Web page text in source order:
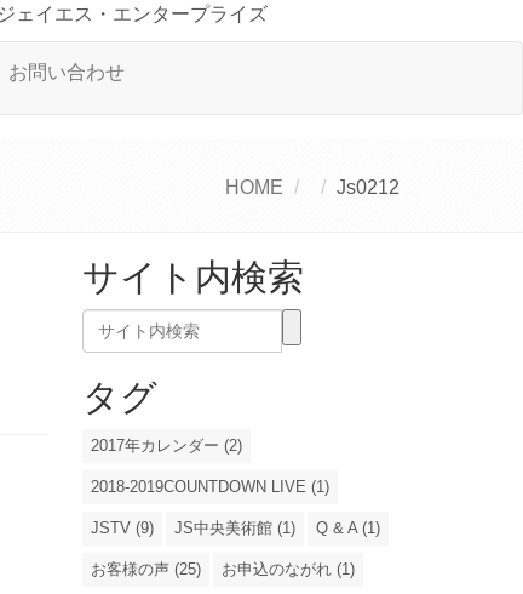
ェイエス・エンタープライズ
お問い合わせ
HOME Js0212
サイト内検索
タグ
2017年カレンダー (2)
2018-2019COUNTDOWN LIVE (1)
JSTV (9) JS中央美術館 (1) Q & A (1)
お客様の声 (25) お申込のながれ (1)